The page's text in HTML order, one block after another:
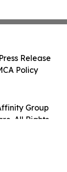
Group
All Rights
Release
Policy